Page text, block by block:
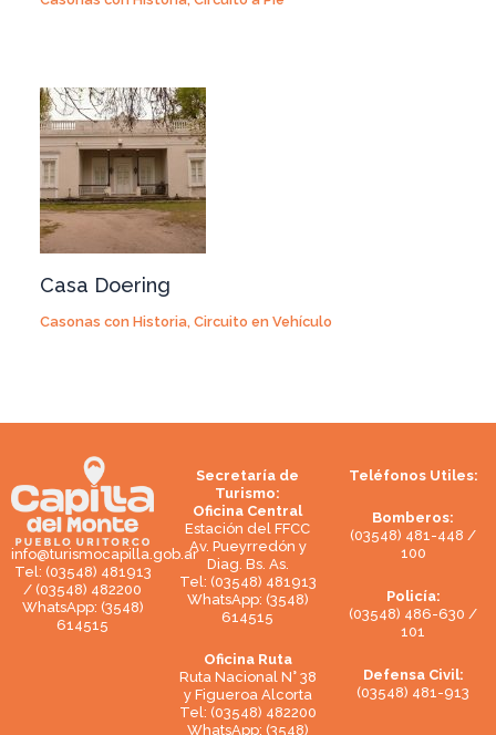
Casa Doering
Casonas con Historia,Circuito en Vehículo
info@turismocapilla.gob.ar
Tel: (03548) 481913
/ (03548) 482200
WhatsApp: (3548)
614515
Secretaría de
Turismo:
Oficina Central
Estación del FFCC
Av. Pueyrredón y
Diag. Bs. As.
Tel: (03548) 481913
WhatsApp: (3548)
614515
Oficina Ruta
Ruta Nacional N° 38
y Figueroa Alcorta
Tel: (03548) 482200
WhatsApp: (3548)
Teléfonos Utiles:
Bomberos:
(03548) 481-448 /
100
Policía:
(03548) 486-630 /
101
Defensa Civil:
(03548) 481-913